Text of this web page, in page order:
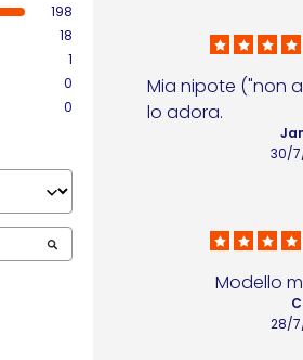
198
18
1
0
0
Mia nipote ("non
lo adora.
30/
Modello
28/